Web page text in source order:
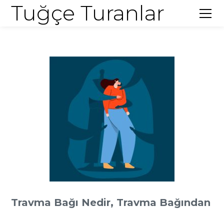
Tuğçe Turanlar
Travma Bağı Nedir, Travma Bağından